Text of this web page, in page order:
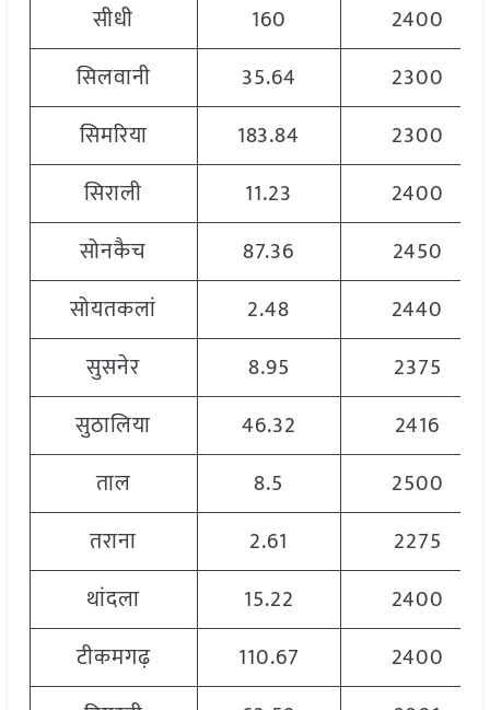
सीधी
160
2400
सिलवानी
35.64
2300
सिमरिया
183.84
2300
सिराली
11.23
2400
सोनकैच
87.36
2450
सोयतकलां
2.48
2440
सुसनेर
8.95
2375
सुठालिया
46.32
2416
ताल
8.5
2500
तराना
2.61
2275
थांदला
15.22
2400
टीकमगढ़
110.67
2400